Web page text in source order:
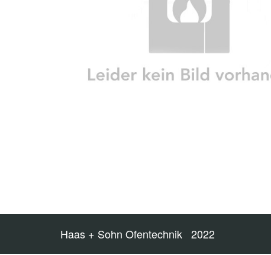
Haas + Sohn Ofentechnik 2022